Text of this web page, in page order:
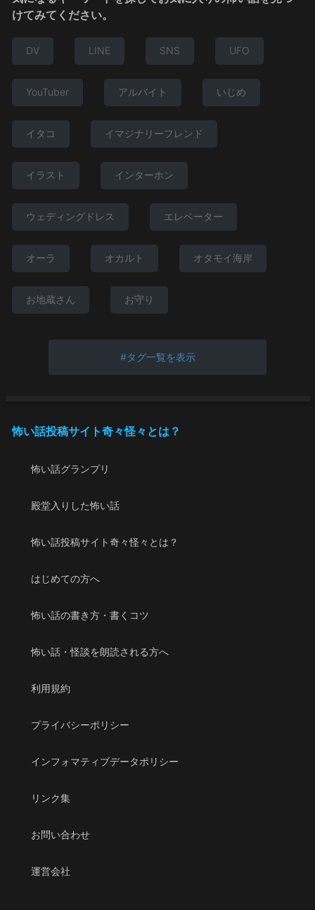
けてみてください。
DV LINE SNS UFO
YouTuber アルバイト いじめ
イタコ イマジナリーフレンド
イラスト インターホン
ウェディングドレス エレベーター
オーラ オカルト オタモイ海岸
お地蔵さん お守り
タグ一覧を表示
怖い話投稿サイト奇々怪々とは？
怖い話グランプリ
殿堂入りした怖い話
怖い話投稿サイト奇々怪々とは？
はじめての方へ
怖い話の書き方・書くコツ
怖い話・怪談を朗読される方へ
利用規約
プライバシーポリシー
インフォマティブデータポリシー
リンク集
お問い合わせ
運営会社